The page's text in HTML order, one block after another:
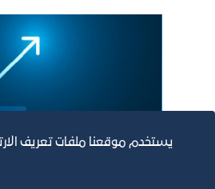
يستخدم موقعنا ملفات تعريف